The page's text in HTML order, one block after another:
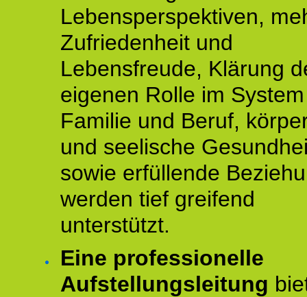
Lebensperspektiven,
Zufriedenheit und
Lebensfreude, Klärung
eigenen Rolle im
Familie und Beruf,
und seelische
sowie erfüllende
werden tief greifend
unterstützt.
Eine professionelle
Aufstellungsleitung